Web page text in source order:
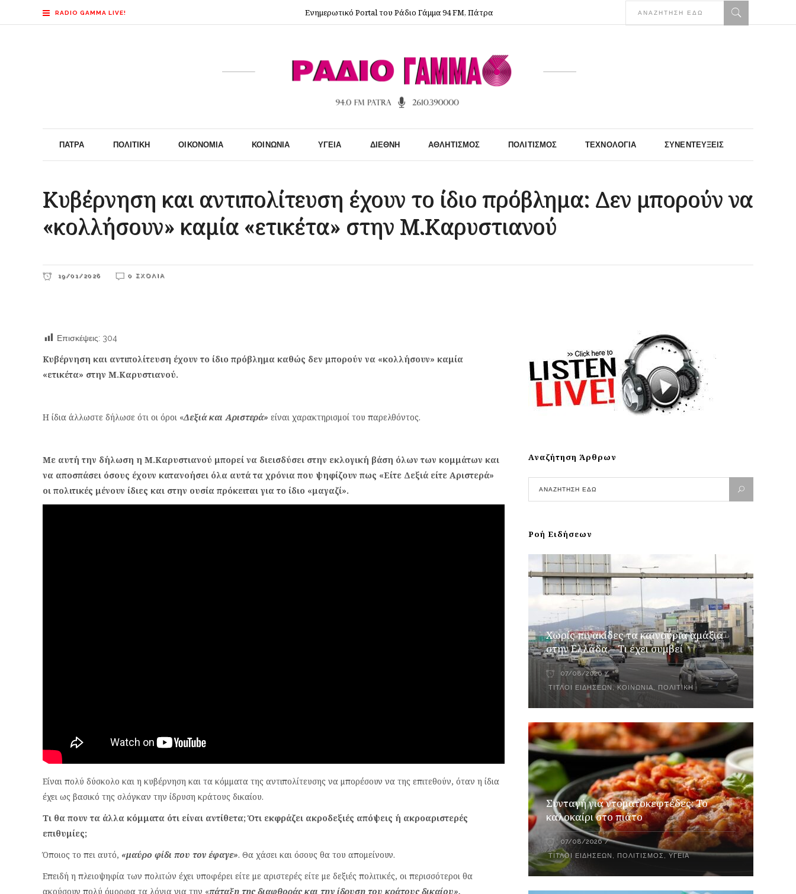
RADIO GAMMA LIVE! Ενημερωτικό Portal του Ράδιο Γάμμα 94 FM, Πάτρα
ΠΆΤΡΑ ΠΟΛΙΤΙΚΉ ΟΙΚΟΝΟΜΊΑ ΚΟΙΝΩΝΊΑ ΥΓΕΊΑ ΔΙΕΘΝΉ ΑΘΛΗΤΙΣΜΌΣ ΠΟΛΙΤΙΣΜΌΣ ΤΕΧΝΟΛΟΓΊΑ ΣΥΝΕΝΤΕΎΞΕΙΣ
Κυβέρνηση και αντιπολίτευση έχουν το ίδιο πρόβλημα: Δεν μπορούν να
«κολλήσουν» καμία «ετικέτα» στην Μ.Καρυστιανού
19/01/2026 0 ΣΧΌΛΙΑ
Επισκέψεις: 304
Κυβέρνηση και αντιπολίτευση έχουν το ίδιο πρόβλημα καθώς δεν μπορούν να «κολλήσουν» καμία
«ετικέτα» στην Μ.Καρυστιανού.
Η ίδια άλλωστε δήλωσε ότι οι όροι «Δεξιά και Αριστερά» είναι χαρακτηρισμοί του παρελθόντος.
Με αυτή την δήλωση η Μ.Καρυστιανού μπορεί να διεισδύσει στην εκλογική βάση όλων των κομμάτων και
να αποσπάσει όσους έχουν κατανοήσει όλα αυτά τα χρόνια που ψηφίζουν πως «Είτε Δεξιά είτε Αριστερά»
οι πολιτικές μένουν ίδιες και στην ουσία πρόκειται για το ίδιο «μαγαζί».
Είναι πολύ δύσκολο και η κυβέρνηση και τα κόμματα της αντιπολίτευσης να μπορέσουν να της επιτεθούν, όταν η ίδια
έχει ως βασικό της σλόγκαν την ίδρυση κράτους δικαίου.
Τι θα πουν τα άλλα κόμματα ότι είναι αντίθετα; Ότι εκφράζει ακροδεξιές απόψεις ή ακροαριστερές
επιθυμίες;
Όποιος το πει αυτό, «μαύρο φίδι που τον έφαγε». Θα χάσει και όσους θα του απομείνουν.
Επειδή η πλειοψηφία των πολιτών έχει υποφέρει είτε με αριστερές είτε με δεξιές πολιτικές, οι περισσότεροι θα
ακούσουν πολύ όμορφα τα λόγια για την «πάταξη της διαφθοράς και την ίδρυση του κράτους δικαίου».
Αναζήτηση Άρθρων
Ροή Ειδήσεων
Χωρίς πινακίδες τα καινούρια αμάξια
στην Ελλάδα – Τι έχει συμβεί
07/08/2026
ΤΊΤΛΟΙ ΕΙΔΉΣΕΩΝ , ΚΟΙΝΩΝΊΑ, ΠΟΛΙΤΙΚΉ
Συνταγή για ντοματοκεφτέδες: Το
καλοκαίρι στο πιάτο
07/08/2026
ΤΊΤΛΟΙ ΕΙΔΉΣΕΩΝ , ΠΟΛΙΤΙΣΜΌΣ,ΥΓΕΊΑ